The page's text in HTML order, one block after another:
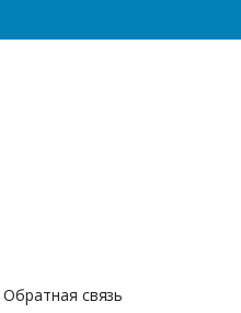
Обратная связь